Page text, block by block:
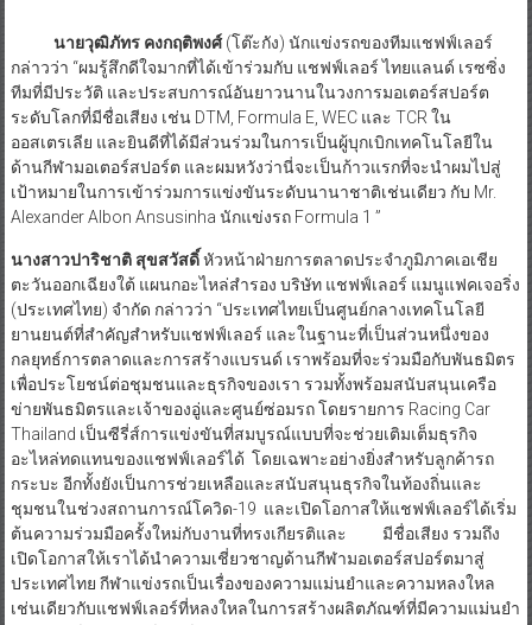
นายวุฒิภัทร คงกฤติพงศ์(โต๊ะกัง) นักแข่งรถของทีมแชฟฟ์เลอร์
กล่าวว่า “ผมรู้สึกดีใจมากที่ได้เข้าร่วมกับ แชฟฟ์เลอร์ ไทยแลนด์ เรซซิ่ง
ทีมที่มีประวัติ และประสบการณ์อันยาวนานในวงการมอเตอร์สปอร์ต
ระดับโลกที่มีชื่อเสียง เช่น DTM, Formula E, WEC และ TCR ใน
ออสเตรเลีย และยินดีที่ได้มีส่วนร่วมในการเป็นผู้บุกเบิกเทคโนโลยีใน
ด้านกีฬามอเตอร์สปอร์ต และผมหวังว่านี่จะเป็นก้าวแรกที่จะนำผมไปสู่
เป้าหมายในการเข้าร่วมการแข่งขันระดับนานาชาติเช่นเดียว กับ Mr.
Alexander Albon Ansusinha นักแข่งรถ Formula 1 ”
นางสาวปาริชาติ สุขสวัสดิ์หัวหน้าฝ่ายการตลาดประจำภูมิภาคเอเชีย
ตะวันออกเฉียงใต้ แผนกอะไหล่สำรอง บริษัท แชฟฟ์เลอร์ แมนูแฟคเจอริ่ง
(ประเทศไทย) จำกัด กล่าวว่า “ประเทศไทยเป็นศูนย์กลางเทคโนโลยี
ยานยนต์ที่สำคัญสำหรับแชฟฟ์เลอร์ และในฐานะที่เป็นส่วนหนึ่งของ
กลยุทธ์การตลาดและการสร้างแบรนด์ เราพร้อมที่จะร่วมมือกับพันธมิตร
เพื่อประโยชน์ต่อชุมชนและธุรกิจของเรา รวมทั้งพร้อมสนับสนุนเครือ
ข่ายพันธมิตรและเจ้าของอู่และศูนย์ซ่อมรถ โดยรายการ Racing Car
Thailand เป็นซีรี่ส์การแข่งขันที่สมบูรณ์แบบที่จะช่วยเติมเต็มธุรกิจ
อะไหล่ทดแทนของแชฟฟ์เลอร์ได้ โดยเฉพาะอย่างยิ่งสำหรับลูกค้ารถ
กระบะ อีกทั้งยังเป็นการช่วยเหลือและสนับสนุนธุรกิจในท้องถิ่นและ
ชุมชนในช่วงสถานการณ์โควิด-19 และเปิดโอกาสให้แชฟฟ์เลอร์ได้เริ่ม
ต้นความร่วมมือครั้งใหม่กับงานที่ทรงเกียรติและ มีชื่อเสียง รวมถึง
เปิดโอกาสให้เราได้นำความเชี่ยวชาญด้านกีฬามอเตอร์สปอร์ตมาสู่
ประเทศไทย กีฬาแข่งรถเป็นเรื่องของความแม่นยำและความหลงใหล
เช่นเดียวกับแชฟฟ์เลอร์ที่หลงใหลในการสร้างผลิตภัณฑ์ที่มีความแม่นยำ